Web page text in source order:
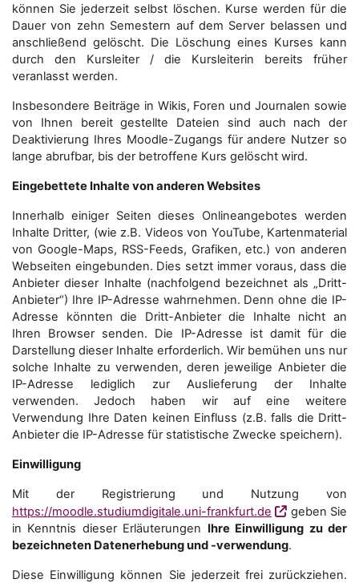
können Sie jederzeit selbst löschen. Kurse werden für die
Dauer von zehn Semestern auf dem Server belassen und
anschließend gelöscht. Die Löschung eines Kurses kann
durch den Kursleiter / die Kursleiterin bereits früher
veranlasst werden.
Insbesondere Beiträge in Wikis, Foren und Journalen sowie
von Ihnen bereit gestellte Dateien sind auch nach der
Deaktivierung Ihres Moodle-Zugangs für andere Nutzer so
lange abrufbar, bis der betroffene Kurs gelöscht wird.
Eingebettete Inhalte von anderen Websites
Innerhalb einiger Seiten dieses Onlineangebotes werden
Inhalte Dritter, (wie z.B. Videos von YouTube, Kartenmaterial
von Google-Maps, RSS-Feeds, Grafiken, etc.) von anderen
Webseiten eingebunden. Dies setzt immer voraus, dass die
Anbieter dieser Inhalte (nachfolgend bezeichnet als „Dritt-
Anbieter“) Ihre IP-Adresse wahrnehmen. Denn ohne die IP-
Adresse könnten die Dritt-Anbieter die Inhalte nicht an
Ihren Browser senden. Die IP-Adresse ist damit für die
Darstellung dieser Inhalte erforderlich. Wir bemühen uns nur
solche Inhalte zu verwenden, deren jeweilige Anbieter die
IP-Adresse lediglich zur Auslieferung der Inhalte
verwenden. Jedoch haben wir auf eine weitere
Verwendung Ihre Daten keinen Einfluss (z.B. falls die Dritt-
Anbieter die IP-Adresse für statistische Zwecke speichern).
Einwilligung
Mit der Registrierung und Nutzung von
https://moodle.studiumdigitale.uni-frankfurt.de
geben Sie
in Kenntnis dieser Erläuterungen Ihre Einwilligung zu der
bezeichneten Datenerhebung und -verwendung.
Diese Einwilligung können Sie jederzeit frei zurückziehen.